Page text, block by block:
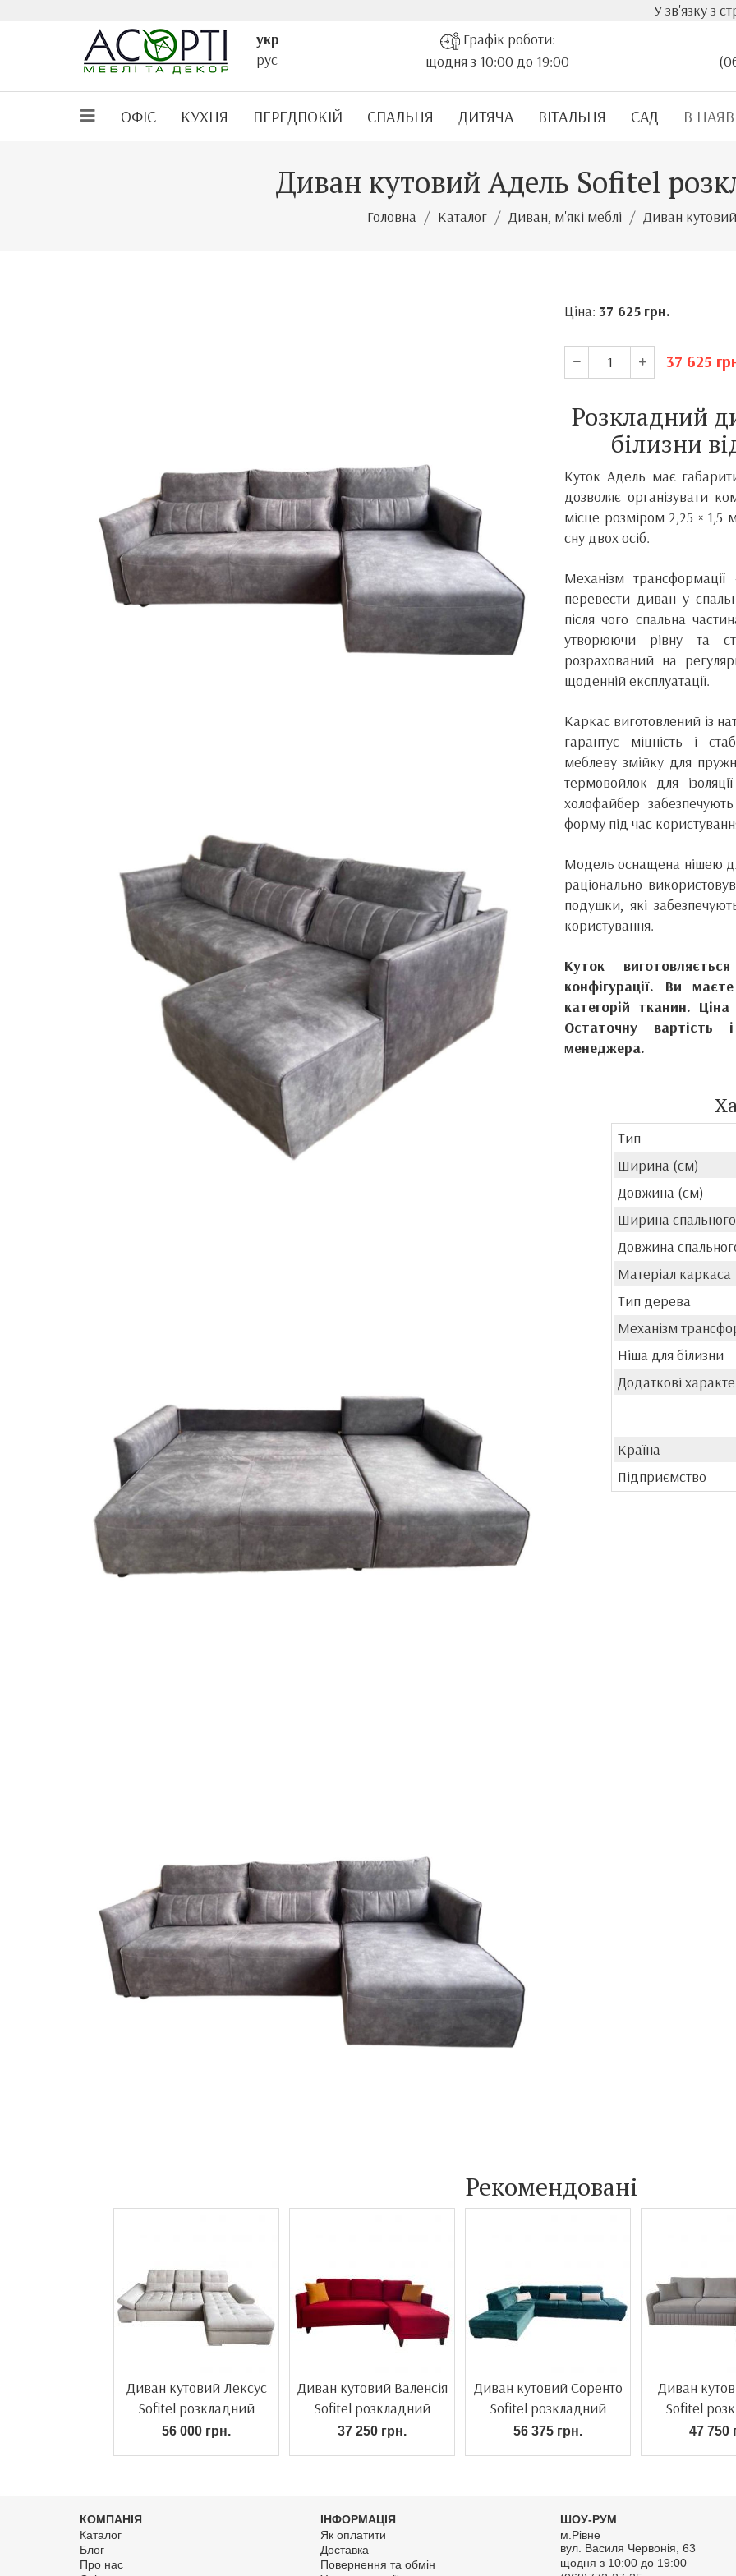
У зв'язку з стрімким
укр
рус
Графік роботи:
щодня з 10:00 до 19:00
ОФІС КУХНЯ ПЕРЕДПОКІЙ СПАЛЬНЯ ДИТЯЧА ВІТАЛЬНЯ САД В
Диван кутовий Адель Sofitel
Головна Каталог Диван, м'які меблі Диван кутовий
Ціна: 37 625 грн.
37 625
Розкладний
білизни
Куток Адель має
дозволяє організувати
місце розміром 2,25 ×
сну двох осіб.
Механізм
перевести диван у
після чого спальна
утворюючи рівну та
розрахований на
щоденній експлуатації.
Каркас виготовлений із
гарантує міцність і
меблеву змійку для
термовойлок для
холофайбер
форму під час
Модель оснащена нішею
раціонально
подушки, які
користування.
Куток
конфігурації. Ви
категорій тканин.
Остаточну вартість
менеджера.
Тип
Ширина (см)
Довжина (см)
Ширина
Довжина
Матеріал каркаса
Тип дерева
Механізм
Ніша для білизни
Додаткові
Країна
Підприємство
Рекомендовані
Диван кутовий Лексус
Sofitel розкладний
56 000 грн.
Диван кутовий Валенсія
Sofitel розкладний
37 250 грн.
Диван кутовий Соренто
Sofitel розкладний
56 375 грн.
Диван
Sofitel
47 750
КОМПАНІЯ
Каталог
Блог
Про нас
ІНФОРМАЦІЯ
Як оплатити
Доставка
Повернення та обмін
ШОУ-РУМ
м.Рівне
вул. Василя Червонія, 63
щодня з 10:00 до 19:00